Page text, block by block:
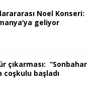
Noel Konseri:
geliyor
çıkarması: “Sonbahar
coşkulu başladı